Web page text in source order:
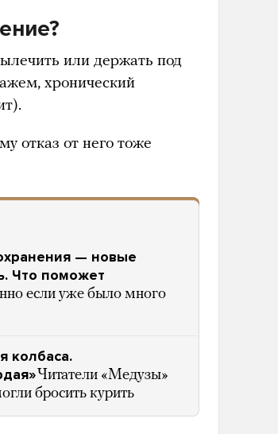
или держать под
хронический
отказ от него тоже
— новые
Что поможет
если уже было много
колбаса.
Читатели «Медузы»
бросить курить